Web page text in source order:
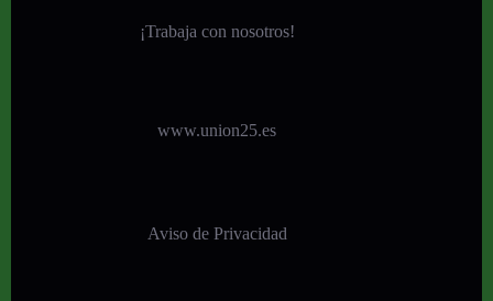
¡Trabaja con nosotros!
www.union25.es
Aviso de Privacidad